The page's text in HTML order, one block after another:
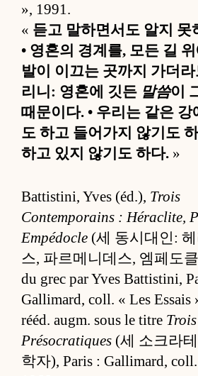
», 1991.
« 듣고 말하면서도 알지 못
• 영혼의 경계를, 모든 길
발이 이끄는 곳까지 가더
리니: 영혼에 깃든 말씀이
때문이다. • 우리는 같은 강
도 하고 들어가지 않기도
하고 있지 않기도 하다. »
Battistini, Yves (éd.), Trois
Contemporains : Héraclite,
Empédocle (세 동시대인:
스, 파르메니데스, 엠페도
du grec par Yves Battistini,
Gallimard, coll. « Les Essais
rééd. augm. sous le titre Trois
Présocratiques (세 소크라
학자), Paris : Gallimard,